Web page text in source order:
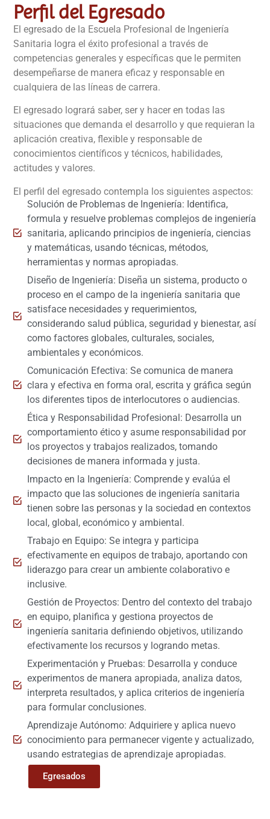
Perfil del Egresado
El egresado de la Escuela Profesional de Ingeniería
Sanitaria logra el éxito profesional a través de
competencias generales y específicas que le permiten
desempeñarse de manera eficaz y responsable en
cualquiera de las líneas de carrera.
El egresado logrará saber, ser y hacer en todas las
situaciones que demanda el desarrollo y que requieran la
aplicación creativa, flexible y responsable de
conocimientos científicos y técnicos, habilidades,
actitudes y valores.
El perfil del egresado contempla los siguientes aspectos:
Solución de Problemas de Ingeniería: Identifica,
formula y resuelve problemas complejos de ingeniería
sanitaria, aplicando principios de ingeniería, ciencias
y matemáticas, usando técnicas, métodos,
herramientas y normas apropiadas.
Diseño de Ingeniería: Diseña un sistema, producto o
proceso en el campo de la ingeniería sanitaria que
satisface necesidades y requerimientos,
considerando salud pública, seguridad y bienestar, así
como factores globales, culturales, sociales,
ambientales y económicos.
Comunicación Efectiva: Se comunica de manera
clara y efectiva en forma oral, escrita y gráfica según
los diferentes tipos de interlocutores o audiencias.
Ética y Responsabilidad Profesional: Desarrolla un
comportamiento ético y asume responsabilidad por
los proyectos y trabajos realizados, tomando
decisiones de manera informada y justa.
Impacto en la Ingeniería: Comprende y evalúa el
impacto que las soluciones de ingeniería sanitaria
tienen sobre las personas y la sociedad en contextos
local, global, económico y ambiental.
Trabajo en Equipo: Se integra y participa
efectivamente en equipos de trabajo, aportando con
liderazgo para crear un ambiente colaborativo e
inclusive.
Gestión de Proyectos: Dentro del contexto del trabajo
en equipo, planifica y gestiona proyectos de
ingeniería sanitaria definiendo objetivos, utilizando
efectivamente los recursos y logrando metas.
Experimentación y Pruebas: Desarrolla y conduce
experimentos de manera apropiada, analiza datos,
interpreta resultados, y aplica criterios de ingeniería
para formular conclusiones.
Aprendizaje Autónomo: Adquiriere y aplica nuevo
conocimiento para permanecer vigente y actualizado,
usando estrategias de aprendizaje apropiadas.
Egresados